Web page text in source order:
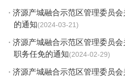
· 济源产城融合示范区管理委员
的通知 2024-03-21
· 济源产城融合示范区管理委员
职务任免的通知 2024-02-29
· 济源产城融合示范区管理委员